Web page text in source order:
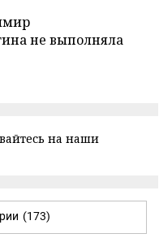
не выполняла
на наши
(173)